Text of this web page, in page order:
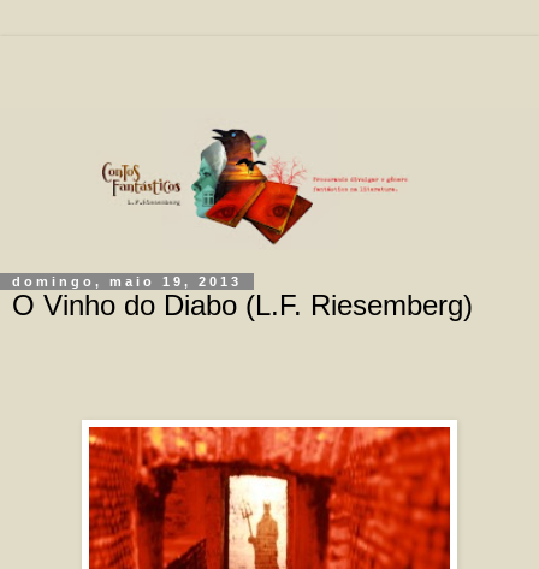
domingo, maio 19, 2013
O Vinho do Diabo (L.F. Riesemberg)